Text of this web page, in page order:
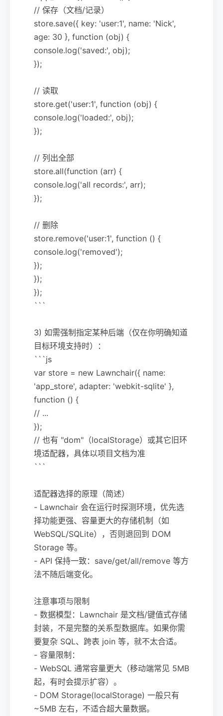
// 保存（文档/记录）
store.save({ key: 'user:1', name: 'Nick',
age: 30 }, function (obj) {
console.log('saved:', obj);
});
// 读取
store.get('user:1', function (obj) {
console.log('loaded:', obj);
});
// 列出全部
store.all(function (arr) {
console.log('all records:', arr);
});
// 删除
store.remove('user:1', function () {
console.log('removed');
});
});
});
```
3) 如需强制指定某种后端（仅在你明确知道
目标环境支持时）：
```js
var store = new Lawnchair({ name:
'app_store', adapter: 'webkit-sqlite' },
function () {
// ...
});
// 也有 "dom"（localStorage）或其它旧环
境适配器，具体以项目文档为准
```
适配器选择的原理（简述）
- Lawnchair 会在运行时探测环境，优先选
择功能更强、容量更大的存储机制（如
WebSQL/SQLite），否则退回到 DOM
Storage 等。
- API 保持一致：save/get/all/remove 等方
法不随后端变化。
注意事项与限制
- 数据模型：Lawnchair 是文档/键值式存储
封装，不是完整的关系型数据库。如果你需
要复杂 SQL、跨表 join 等，就不太合适。
- 容量限制：
- WebSQL 通常容量更大（移动端常见 5MB
起，有时会提示扩容）。
- DOM Storage(localStorage) 一般只有
~5MB 左右，不适合超大量数据。